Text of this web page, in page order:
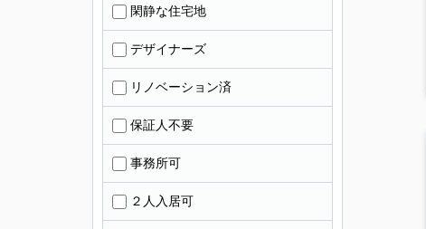
閑静な住宅地
デザイナーズ
リノベーション済
保証人不要
事務所可
２人入居可